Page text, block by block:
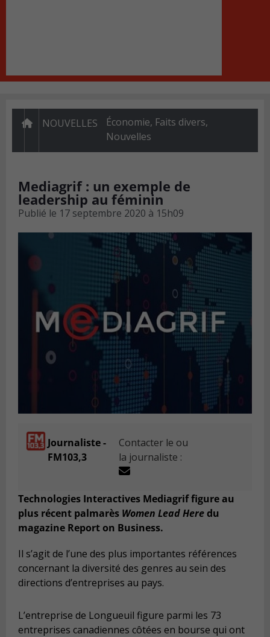
NOUVELLES Économie, Faits divers,
Nouvelles
Mediagrif : un exemple de
leadership au féminin
Publié le 17 septembre 2020 à 15h09
Journaliste -
FM103,3
Contacter le ou
la journaliste :
Technologies Interactives Mediagrif figure au
plus récent palmarès Women Lead Heredu
magazine Report on Business.
Il s’agit de l’une des plus importantes références
concernant la diversité des genres au sein des
directions d’entreprises au pays.
L’entreprise de Longueuil figure parmi les 73
entreprises canadiennes côtées en bourse qui ont